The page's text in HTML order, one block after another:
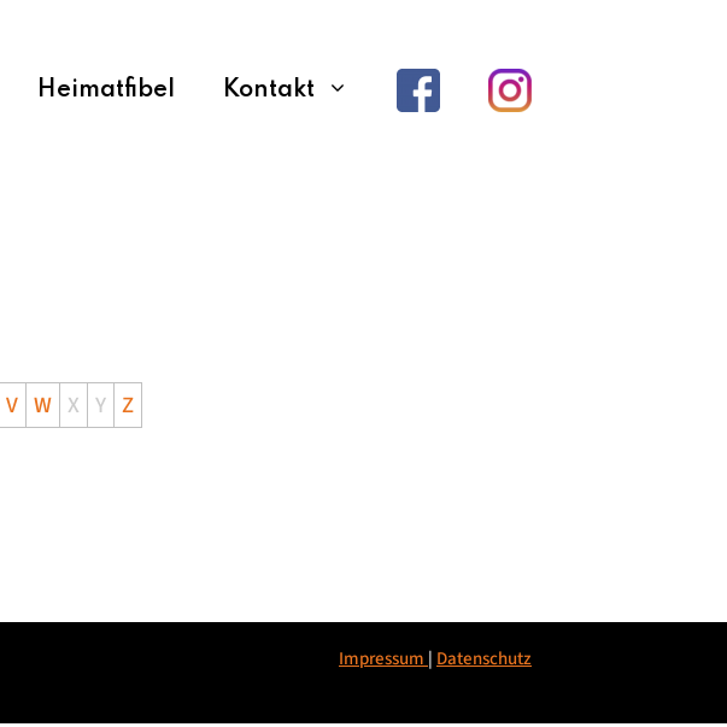
Heimatfibel Kontakt
V W X Y Z
Impressum | Datenschutz